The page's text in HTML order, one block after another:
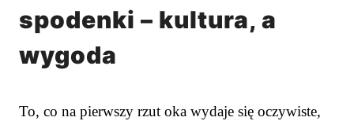
spodenki – kultura, a
wygoda
To, co na pierwszy rzut oka wydaje się oczywiste,